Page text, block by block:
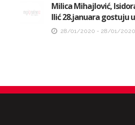
Milica Mihajlović,
Ilić 28.januara gostuju
28/01/2020 - 28/01/2020